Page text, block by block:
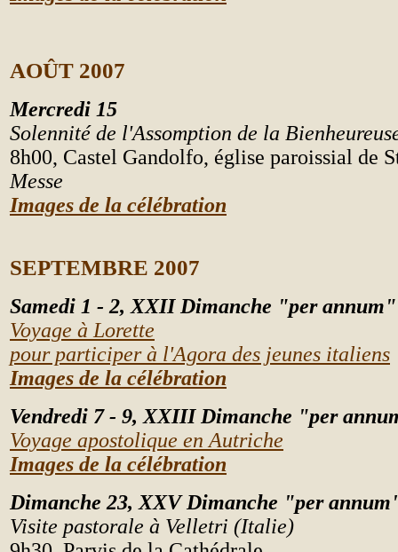
AOÛT 2007
Mercredi 15
Solennité de l'Assomption de la
8h00, Castel Gandolfo, église paroissial de
Messe
Images de la célébration
SEPTEMBRE 2007
Samedi 1 - 2, XXII Dimanche "per annum"
Voyage à Lorette
pour participer à l'Agora des jeunes italiens
Images de la célébration
Vendredi 7 - 9, XXIII Dimanche "per
Voyage apostolique en Autriche
Images de la célébration
Dimanche 23, XXV Dimanche "per
Visite pastorale à Velletri (Italie)